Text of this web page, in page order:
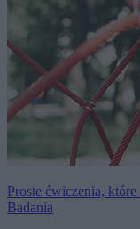
Proste ćwiczenia,
Badania